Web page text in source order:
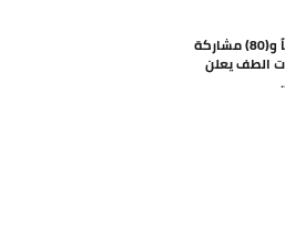
بـ(18) مشروعاً نوعياً و(80) مشاركة
الطف يعلن